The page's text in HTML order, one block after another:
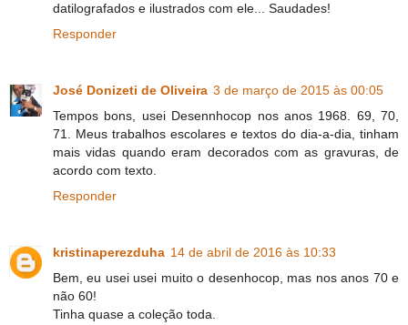
datilografados e ilustrados com ele... Saudades!
Responder
José Donizeti de Oliveira 3 de março de 2015 às 00:05
Tempos bons, usei Desennhocop nos anos 1968. 69, 70,
71. Meus trabalhos escolares e textos do dia-a-dia, tinham
mais vidas quando eram decorados com as gravuras, de
acordo com texto.
Responder
kristinaperezduha 14 de abril de 2016 às 10:33
Bem, eu usei usei muito o desenhocop, mas nos anos 70 e
não 60!
Tinha quase a coleção toda.